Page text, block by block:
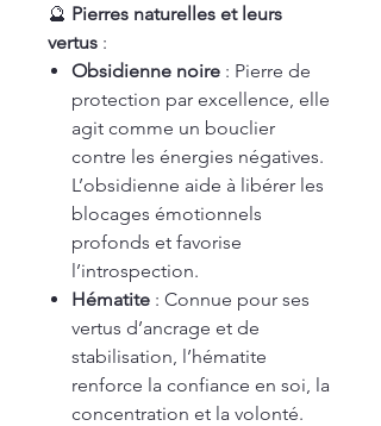
🔮 Pierres naturelles et leurs
vertus :
Obsidienne noire : Pierre de
protection par excellence, elle
agit comme un bouclier
contre les énergies négatives.
L’obsidienne aide à libérer les
blocages émotionnels
profonds et favorise
l’introspection.
Hématite : Connue pour ses
vertus d’ancrage et de
stabilisation, l’hématite
renforce la confiance en soi, la
concentration et la volonté.